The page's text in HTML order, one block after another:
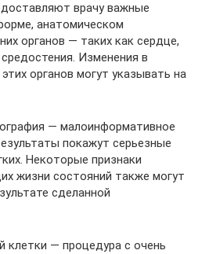
врачу важные
анатомическом
органов — таких как сердце,
Изменения в
органов могут указывать на
— малоинформативное
покажут серьезные
Некоторые признаки
жизни состояний также могут
сделанной
клетки — процедура с очень